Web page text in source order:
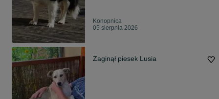
Konopnica
05 sierpnia 2026
Zaginął piesek Lusia